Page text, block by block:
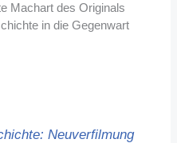
Machart des Originals
in die Gegenwart
Neuverfilmung